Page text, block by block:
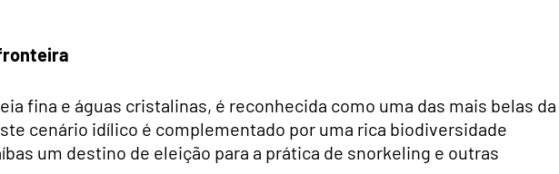
fina e águas cristalinas, é reconhecida como uma das mais belas da
cenário idílico é complementado por uma rica biodiversidade
um destino de eleição para a prática de snorkeling e outras